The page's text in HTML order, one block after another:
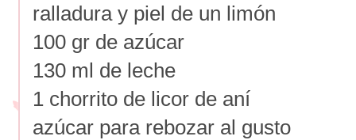
ralladura y piel de un limón
100 gr de azúcar
130 ml de leche
1 chorrito de licor de aní
azúcar para rebozar al gusto